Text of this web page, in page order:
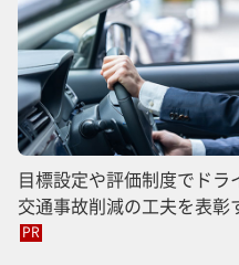
目標設定や評価制度でド
交通事故削減の工夫を表彰
PR